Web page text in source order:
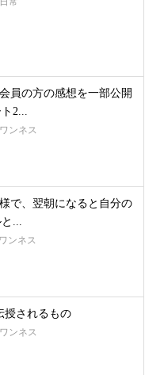
員の方の感想を一部公開
2...
ワンネス
で、翌朝になると自分の
...
ワンネス
授されるもの
ワンネス